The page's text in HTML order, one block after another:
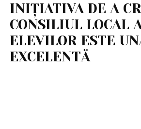
INIȚIATIVA DE A
CONSILIUL LOCAL
ELEVILOR ESTE
EXCELENTĂ